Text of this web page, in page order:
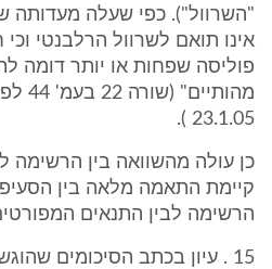
"השרוול"). כפי שעלה מעדותה
אינו תואם לשרוול הרלבנטי
פוליסה שפחות או יותר דומה
23.1.05 ).
כן עולה מהשוואה בין הרשימה
קיימת התאמה מלאה בין
הרשימה לבין התנאים
15 . עיון בכתב הסיכומים